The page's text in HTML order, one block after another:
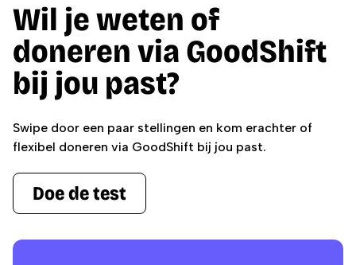
Wil je weten of
doneren via GoodShift
bij jou past?
Swipe door een paar stellingen en kom erachter of
flexibel doneren via GoodShift bij jou past.
Doe de test